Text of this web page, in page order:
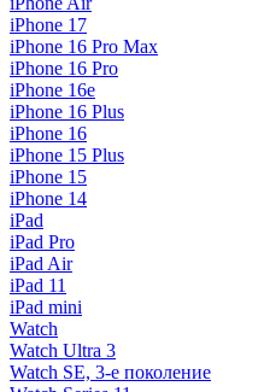
iPhone 17
iPhone 16 Pro Max
iPhone 16 Pro
iPhone 16e
iPhone 16 Plus
iPhone 16
iPhone 15 Plus
iPhone 15
iPhone 14
iPad
iPad Pro
iPad Air
iPad 11
iPad mini
Watch
Watch Ultra 3
Watch SE, 3-е поколение